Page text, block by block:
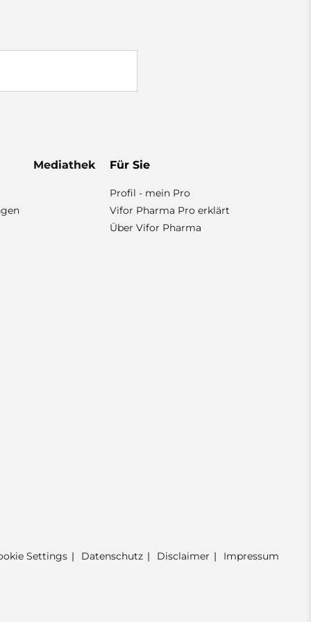
Mediathek Für Sie
Profil - mein Pro
Vifor Pharma Pro erklärt
Über Vifor Pharma
Settings Datenschutz Disclaimer Impressum